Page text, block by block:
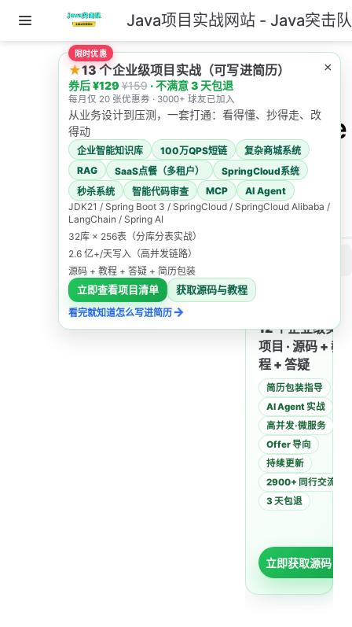
跳至主要內容 Java项目实战网站 - Java突击队
主页
AI教程导航
SpringAI 系列目录
DeepSee
k 集成
Java突击队
4.2.1 添加依赖
4.2.2 配置API密钥
4.2.3 编程配置
4.3 对话应用开发
4.3.1 基础对话
4.3.2 专业领域对话
4.4 多轮对话管理
4.4.1 上下文管理
12 个企业级实战
项目 · 源码 + 教
程 + 答疑
简历包装指导
AI Agent 实战
高并发·微服务
Offer 导向
持续更新
2900+ 同行交流
3 天包退
立即获取源码 →
×
限时优惠
★13 个企业级项目实战（可写进简历）
券后 ¥129¥159· 不满意 3 天包退
每月仅 20 张优惠券 · 3000+ 球友已加入
从业务设计到压测，一套打通：看得懂、抄得走、改
得动
企业智能知识库 100万QPS短链
复杂商城系统
RAG
SaaS点餐（多租户）
SpringCloud系统
秒杀系统
智能代码审查 MCP
AI Agent
JDK21 / Spring Boot 3 / SpringCloud / SpringCloud Alibaba /
LangChain / Spring AI
32库 × 256表（分库分表实战）
2.6 亿+/天写入（高并发链路）
源码 + 教程 + 答疑 + 简历包装
立即查看项目清单
获取源码与教程
看完就知道怎么写进简历→